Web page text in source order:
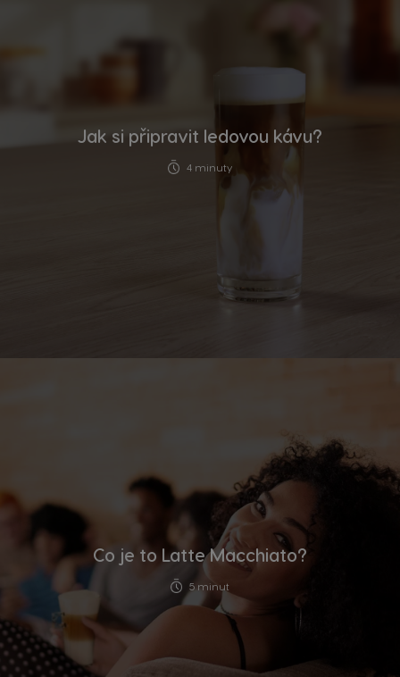
Jak si připravit ledovou kávu?
4 minuty
Co je to Latte Macchiato?
5 minut